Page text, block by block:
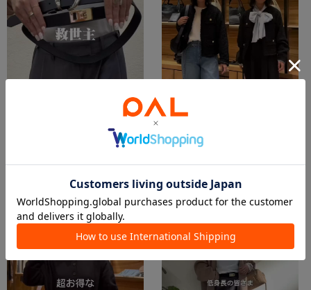
GALLARDAGALANTE